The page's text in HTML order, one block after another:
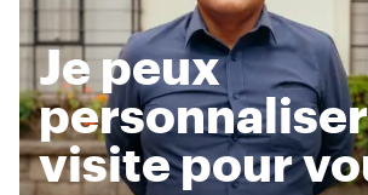
Je peux
visite pour